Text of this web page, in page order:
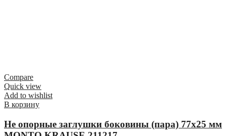
Compare
Quick view
Add to wishlist
В корзину
Не опорные заглушки боковины (пара) 77х25 мм